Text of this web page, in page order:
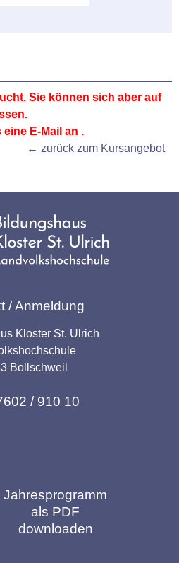
Sie können sich aber auf
E-Mail an .
← zurück zum Kursangebot
/ Anmeldung
Kloster St. Ulrich
Bollschweil
/ 910 10
Jahresprogramm
als PDF
downloaden